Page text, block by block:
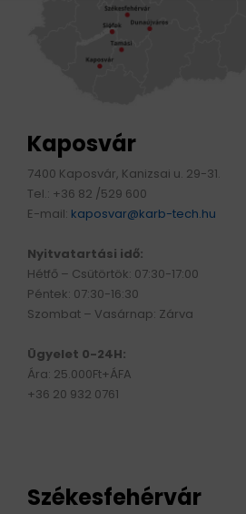
KÉZISZERSZÁMOK
KARBANTARTÓ ANYAGOK
CSAPÁGYAK
ÜZLETEINK
HÍREK
VÁSÁRLÁSI INFORMÁCIÓK
Kaposvár
7400 Kaposvár, Kanizsai u. 29-31.
Tel.: +36 82 /529 600
E-mail: kaposvar@karb-tech.hu
Nyitvatartási idő:
Hétfő – Csütörtök: 07:30-17:00
Péntek: 07:30-16:30
Szombat – Vasárnap: Zárva
Ügyelet 0-24H:
Ára: 25.000Ft+ÁFA
+36 20 932 0761
Székesfehérvár